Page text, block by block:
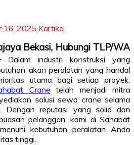
16, 2025 Kartika
Bekasi, Hubungi TLP/WA
Dalam industri konstruksi yang
akan peralatan yang handal
utama bagi setiap proyek.
Crane telah menjadi mitra
solusi sewa crane selama
Dengan reputasi yang solid dan
pelanggan, kami di Sahabat
kebutuhan peralatan Anda
tinggi.